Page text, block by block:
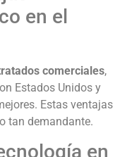
en el
comerciales,
Estados Unidos y
Estas ventajas
tan demandante.
en